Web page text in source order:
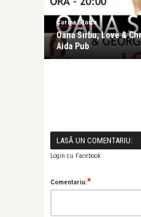
Corina Stoica
Oana Sirbu, Love &
Aida Pub
LASĂ UN COMENTARIU:
Login cu Facebook
Comentariu:*